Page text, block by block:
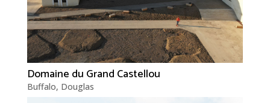
Domaine du Grand Castellou
Buffalo, Douglas